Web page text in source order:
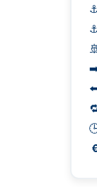
⚓
⚓
🚢
⬅️